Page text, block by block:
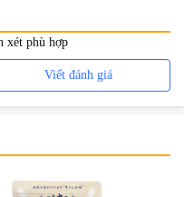
xét phù hợp
Viết đánh giá